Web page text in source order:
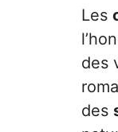
Les
des
des